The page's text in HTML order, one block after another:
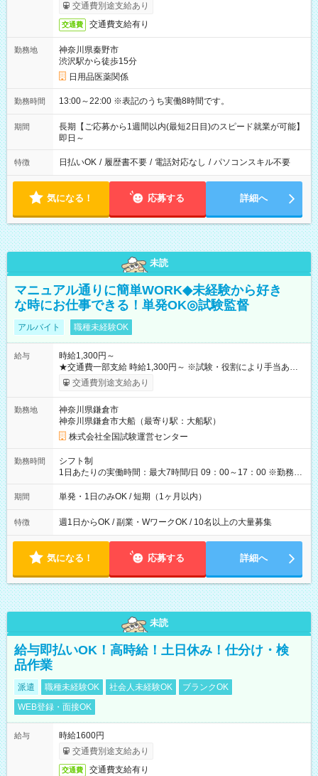
交通費別途支給あり
交通費 交通費支給有り
勤務地
神奈川県秦野市
渋沢駅から徒歩15分
日用品医薬関係
勤務時間 13:00～22:00 ※表記のうち実働8時間です。
期間
長期【ご応募から1週間以内(最短2日目)のスピード就業が可能】
即日～
特徴 日払いOK / 履歴書不要 / 電話対応なし / パソコンスキル不要
気になる！ 応募する 詳細へ
未読
マニュアル通りに簡単WORK◆未経験から好き
な時にお仕事できる！単発OK◎試験監督
アルバイト 職種未経験OK
給与
時給1,300円～
★交通費一部支給 時給1,300円～ ※試験・役割により手当あり
※勤務回数により昇給あり 【即給（前払い）オプションあ
り！】 希望される場合、勤務から1週間ほどで給与の一部を受け
例】 ・河合塾模擬試験 8:30～17:30（休憩1時間） 時給1,300円
×8時間＝日収10,400円＋交通費 ※当日の役割により時給＋100
円の場合あり ・国家試験 7:00～13:30（休憩なし） 時給1,300
円（役割手当＋100円）×6時間＝日収8,400円＋交通費 【試用期
間】試用期間なし
交通費別途支給あり
勤務地
神奈川県鎌倉市
神奈川県鎌倉市大船（最寄り駅：大船駅）
株式会社全国試験運営センター
勤務時間
シフト制
1日あたりの実働時間：最大7時間/日 09：00～17：00 ※勤務時
間は 試験により異なります。
期間 単発・1日のみOK / 短期（1ヶ月以内）
特徴 週1日からOK / 副業・WワークOK / 10名以上の大量募集
気になる！ 応募する 詳細へ
未読
給与即払いOK！高時給！土日休み！仕分け・検
品作業
派遣 職種未経験OK 社会人未経験OK
ブランクOK
WEB登録・面接OK
給与
時給1600円
交通費別途支給あり
交通費 交通費支給有り